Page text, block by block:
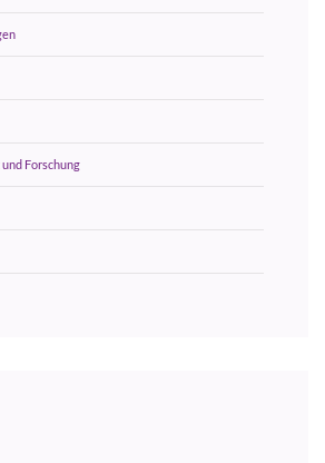
Forschung